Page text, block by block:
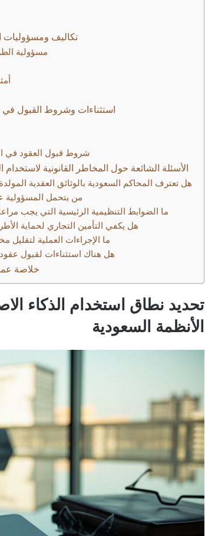
تكاليف ومسؤوليات
مسؤولية
استثناءات وشروط القبول في
شروط قبول العقود في
الأسئلة الشائعة حول المخاطر القانونية
هل تعترف المحاكم السعودية بالوثائق العقدية
من يتحمل المسؤولية
ما الضوابط التنظيمية الرئيسية التي يجب
هل يكفي التأمين التجاري لحماية
ما الإجراءات العملية
هل هناك استثناءات لقبول
خلاصة
تحديد نطاق استخدام الذكاء
الأنظمة السعودية